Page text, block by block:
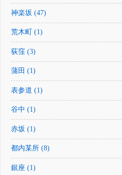
神楽坂 (47)
荒木町 (1)
荻窪 (3)
蒲田 (1)
表参道 (1)
谷中 (1)
赤坂 (1)
都内某所 (8)
銀座 (1)